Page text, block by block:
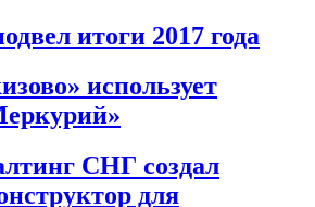
итоги 2017 года
использует
СНГ создал
для